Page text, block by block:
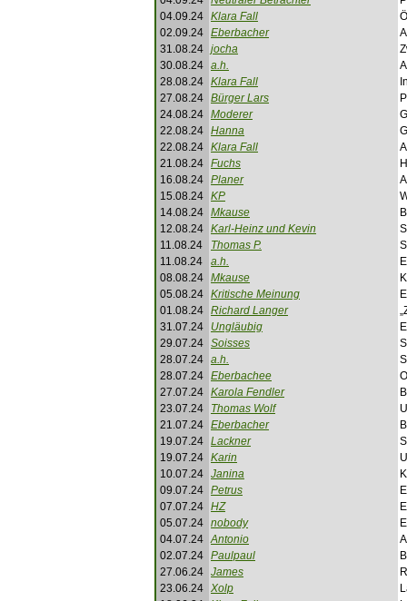
04.09.24 Klara Fall
02.09.24 Eberbacher
31.08.24 jocha
30.08.24 a.h.
28.08.24 Klara Fall
27.08.24 Bürger Lars
24.08.24 Moderer
22.08.24 Hanna
22.08.24 Klara Fall
21.08.24 Fuchs
16.08.24 Planer
15.08.24 KP
14.08.24 Mkause
12.08.24 Karl-Heinz und Kevin
11.08.24
Thomas P.
11.08.24
a.h.
08.08.24 Mkause
05.08.24 Kritische Meinung
01.08.24 Richard Langer
31.07.24
Ungläubig
29.07.24 Soisses
28.07.24 a.h.
28.07.24 Eberbachee
27.07.24 Karola Fendler
23.07.24
Thomas Wolf
21.07.24 Eberbacher
19.07.24 Lackner
19.07.24 Karin
10.07.24 Janina
09.07.24 Petrus
07.07.24 HZ
05.07.24 nobody
04.07.24 Antonio
02.07.24 Paulpaul
27.06.24 James
23.06.24 Xolp